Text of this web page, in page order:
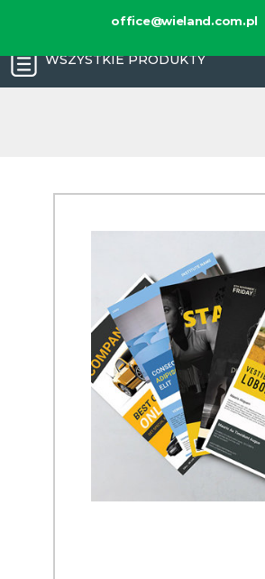
WSZYSTKIE PRODUKTY
office@wieland.com.pl